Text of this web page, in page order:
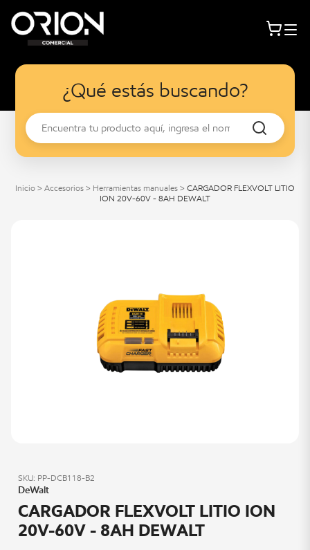
¿Qué estás buscando?
Inicio > Accesorios > Herramientas manuales > CARGADOR FLEXVOLT LITIO
ION 20V-60V - 8AH DEWALT
SKU: PP-DCB118-B2
DeWalt
CARGADOR FLEXVOLT LITIO ION
20V-60V - 8AH DEWALT